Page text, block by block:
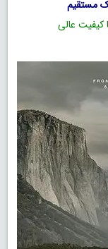
کیفیت عالی